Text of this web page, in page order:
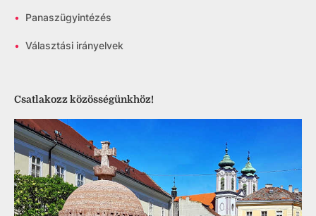
• Panaszügyintézés
• Választási irányelvek
Csatlakozz közösségünkhöz!